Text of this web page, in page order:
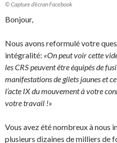
© Capture d’écran Facebook
Bonjour,
Nous avons reformulé votre
intégralité: «On peut voir cette
les CRS peuvent être équipés de
manifestations de gilets jaunes et
l’acte IX du mouvement à votre
votre travail !»
Vous avez été nombreux à nous
plusieurs dizaines de milliers de